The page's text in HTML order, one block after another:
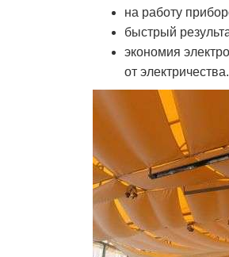
на работу
быстрый
экономия
от электричества.